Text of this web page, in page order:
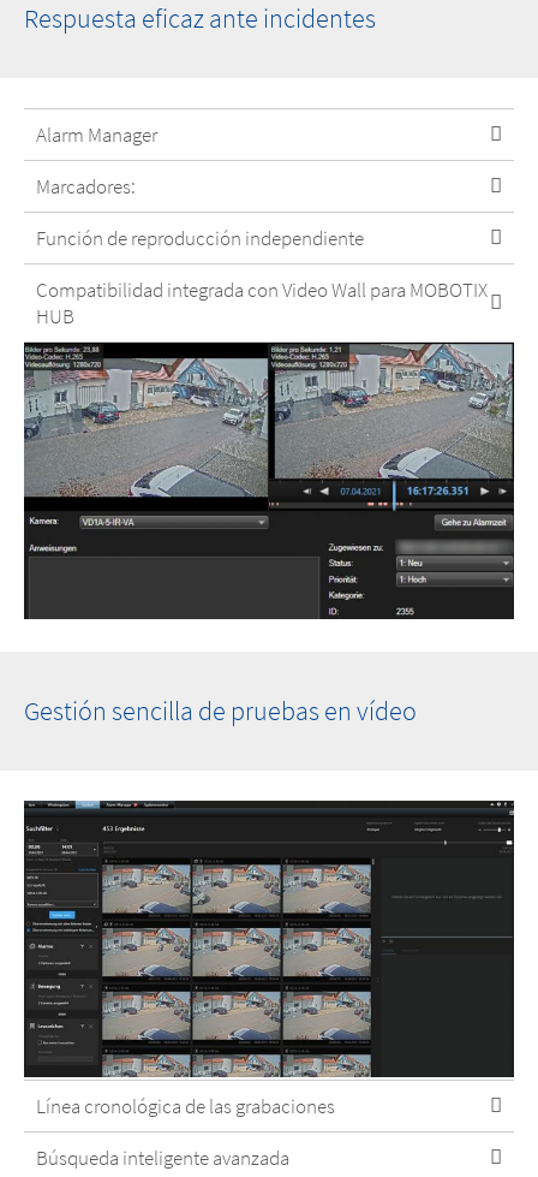
Respuesta eficaz ante incidentes
Alarm Manager
Marcadores:
Función de reproducción independiente
Compatibilidad integrada con Video Wall para MOBOTIX
HUB
Gestión sencilla de pruebas en vídeo
Línea cronológica de las grabaciones
Búsqueda inteligente avanzada